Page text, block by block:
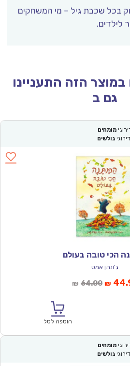
בכל שכבת גיל – מי המשחקים
לילדים.
הזה התעניינו
גם ב
מומחים
דירוגי גולשים
הכי טובה בעולם
ג'ונתן אמט
₪ 64.00המחיר
₪
הוספה לסל
מומחים
דירוגי גולשים